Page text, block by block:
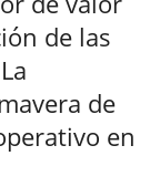
de las
de
en